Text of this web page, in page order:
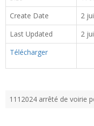
Create Date
2
Last Updated
2
Télécharger
1112024 arrêté de voirie